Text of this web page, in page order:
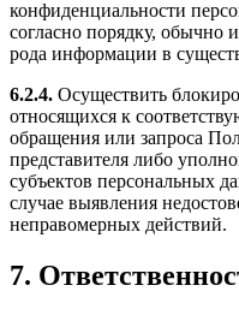
конфиденциальности
согласно порядку, обычно
рода информации в
6.2.4. Осуществить
относящихся к
обращения или запроса
представителя либо
субъектов персональных
случае выявления
неправомерных действий.
7.